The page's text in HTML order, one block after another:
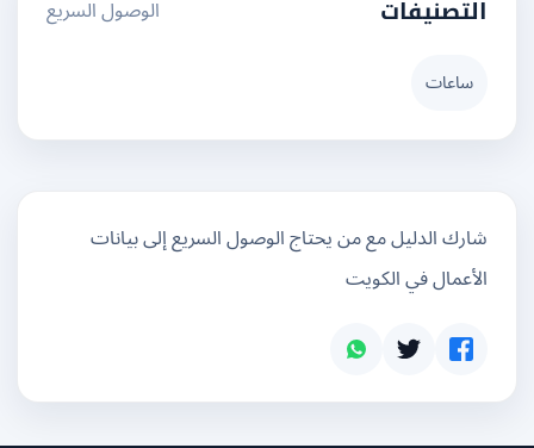
التصنيفات الوصول السريع
ساعات
شارك الدليل مع من يحتاج الوصول السريع إلى بيانات
الأعمال في الكويت